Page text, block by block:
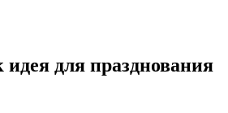
для празднования